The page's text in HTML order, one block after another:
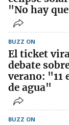
"No hay
BUZZ ON
El ticket
debate
verano: "11
de agua"
BUZZ ON